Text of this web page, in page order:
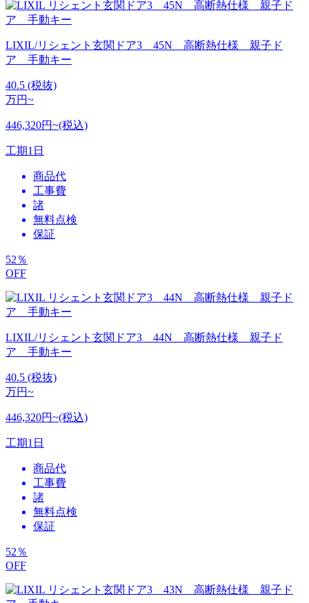
LIXIL/リシェント玄関ドア3 45N 高断熱仕様 親子ド
ア 手動キー
40.5 (税抜)
万円~
446,320円~(税込)
工期1日
商品代
工事費
諸
無料点検
保証
52 ％
OFF
LIXIL/リシェント玄関ドア3 44N 高断熱仕様 親子ド
ア 手動キー
40.5 (税抜)
万円~
446,320円~(税込)
工期1日
商品代
工事費
諸
無料点検
保証
52 ％
OFF